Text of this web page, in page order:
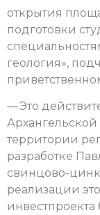
открытия
подготовки
геология»,
— Это
Архангельской
территории
разработке
свинцово-
реализации
инвестпроекта